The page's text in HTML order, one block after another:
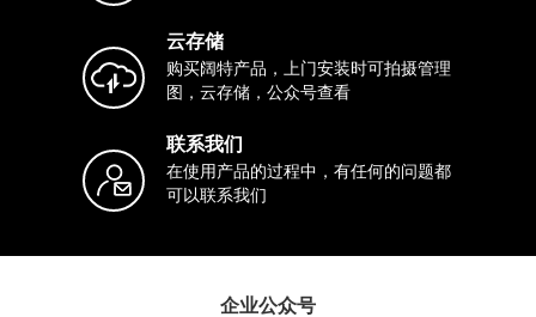
云存储
购买阔特产品，上门安装时可拍摄管理
图，云存储，公众号查看
联系我们
在使用产品的过程中，有任何的问题都
可以联系我们
企业公众号